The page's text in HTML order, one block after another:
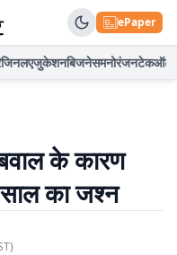
ePaper
एजुकेशनबिजनेसमनोरंजनटेकऑटो
के कारण
का जश्न